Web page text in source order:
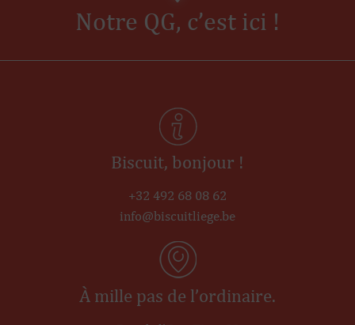
Notre QG, c’est ici !
Biscuit, bonjour !
+32 492 68 08 62
info@biscuitliege.be
À mille pas de l’ordinaire.